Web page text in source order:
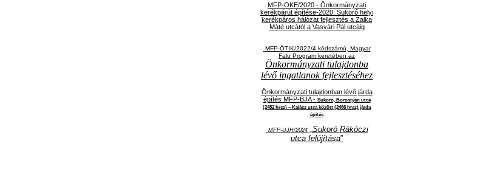
MFP-OKE/2020 - Önkormányzati
kerékpárút építése-2020: Sukoró helyi
kerékpáros hálózat fejlesztés a Zalka
Máté utcától a Vasvári Pál utcáig
MFP-ÖTIK/2022/4 kódszámú, Magyar
Falu Program keretében az
Önkormányzati tulajdonba
lévő ingatlanok fejlesztéséhez
Önkormányzati tulajdonban lévő járda
építés MFP-BJA - Sukoró, Borostyán utca
(2482 hrsz) – Kalász utca között (2466 hrsz) járda
építés
MFP-UJH/2024„ Sukoró Rákóczi
utca felújítása”